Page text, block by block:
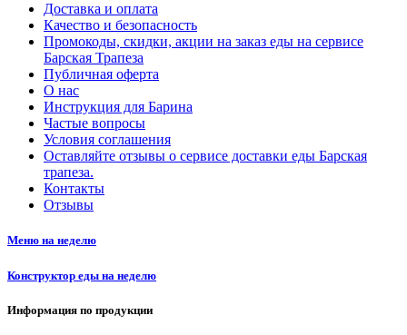
Доставка и оплата
Качество и безопасность
Промокоды, скидки, акции на заказ еды на сервисе
Барская Трапеза
Публичная оферта
О нас
Инструкция для Барина
Частые вопросы
Условия соглашения
Оставляйте отзывы о сервисе доставки еды Барская
трапеза.
Контакты
Отзывы
Меню на неделю
Конструктор еды на неделю
Информация по продукции